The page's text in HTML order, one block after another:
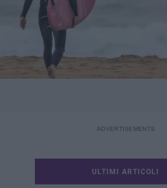
ULTIMI ARTICOLI